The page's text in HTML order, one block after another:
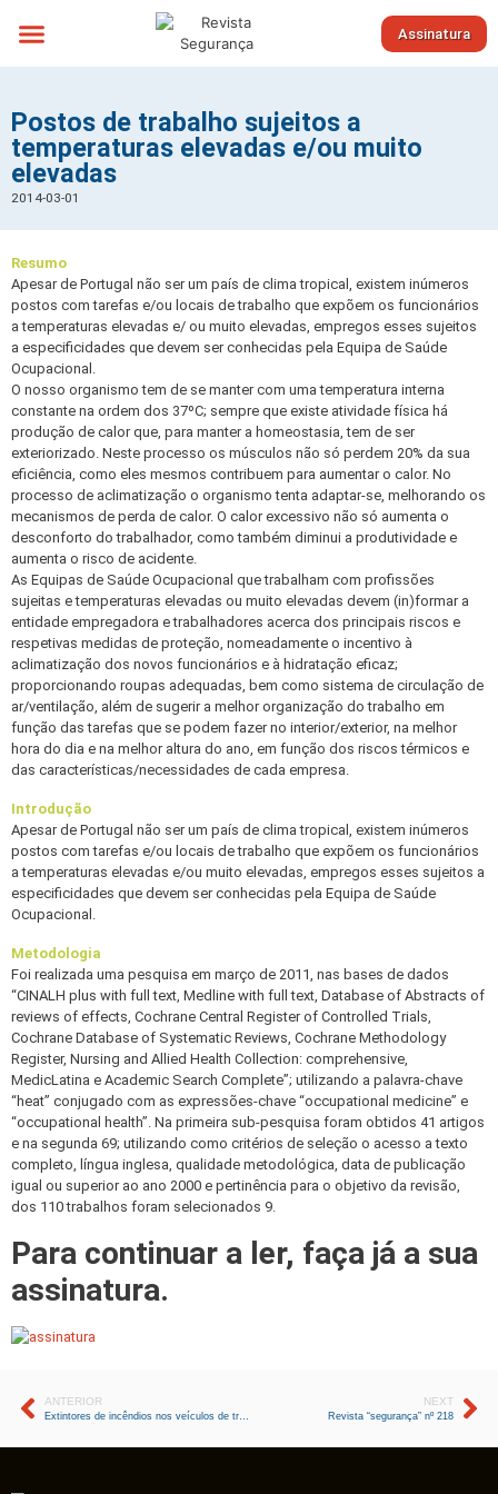
Assinatura
Postos de trabalho sujeitos a
temperaturas elevadas e/ou muito
elevadas
2014-03-01
Resumo
Apesar de Portugal não ser um país de clima tropical, existem inúmeros
postos com tarefas e/ou locais de trabalho que expõem os funcionários
a temperaturas elevadas e/ ou muito elevadas, empregos esses sujeitos
a especificidades que devem ser conhecidas pela Equipa de Saúde
Ocupacional.
O nosso organismo tem de se manter com uma temperatura interna
constante na ordem dos 37ºC; sempre que existe atividade física há
produção de calor que, para manter a homeostasia, tem de ser
exteriorizado. Neste processo os músculos não só perdem 20% da sua
eficiência, como eles mesmos contribuem para aumentar o calor. No
processo de aclimatização o organismo tenta adaptar-se, melhorando os
mecanismos de perda de calor. O calor excessivo não só aumenta o
desconforto do trabalhador, como também diminui a produtividade e
aumenta o risco de acidente.
As Equipas de Saúde Ocupacional que trabalham com profissões
sujeitas e temperaturas elevadas ou muito elevadas devem (in)formar a
entidade empregadora e trabalhadores acerca dos principais riscos e
respetivas medidas de proteção, nomeadamente o incentivo à
aclimatização dos novos funcionários e à hidratação eficaz;
proporcionando roupas adequadas, bem como sistema de circulação de
ar/ventilação, além de sugerir a melhor organização do trabalho em
função das tarefas que se podem fazer no interior/exterior, na melhor
hora do dia e na melhor altura do ano, em função dos riscos térmicos e
das características/necessidades de cada empresa.
Introdução
Apesar de Portugal não ser um país de clima tropical, existem inúmeros
postos com tarefas e/ou locais de trabalho que expõem os funcionários
a temperaturas elevadas e/ou muito elevadas, empregos esses sujeitos a
especificidades que devem ser conhecidas pela Equipa de Saúde
Ocupacional.
Metodologia
Foi realizada uma pesquisa em março de 2011, nas bases de dados
“CINALH plus with full text, Medline with full text, Database of Abstracts of
reviews of effects, Cochrane Central Register of Controlled Trials,
Cochrane Database of Systematic Reviews, Cochrane Methodology
Register, Nursing and Allied Health Collection: comprehensive,
MedicLatina e Academic Search Complete”; utilizando a palavra-chave
“heat” conjugado com as expressões-chave “occupational medicine” e
“occupational health”. Na primeira sub-pesquisa foram obtidos 41 artigos
e na segunda 69; utilizando como critérios de seleção o acesso a texto
completo, língua inglesa, qualidade metodológica, data de publicação
igual ou superior ao ano 2000 e pertinência para o objetivo da revisão,
dos 110 trabalhos foram selecionados 9.
Para continuar a ler, faça já a sua
assinatura.
ANTERIOR
Extintores de incêndios nos veículos de transporte de mercadorias perigosas por estrada
NEXT
Revista “segurança” nº 218